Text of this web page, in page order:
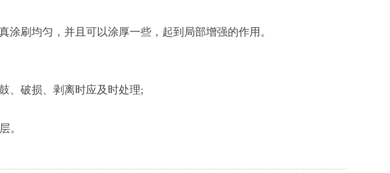
刷均匀，并且可以涂厚一些，起到局部增强的作用。
破损、剥离时应及时处理;
。